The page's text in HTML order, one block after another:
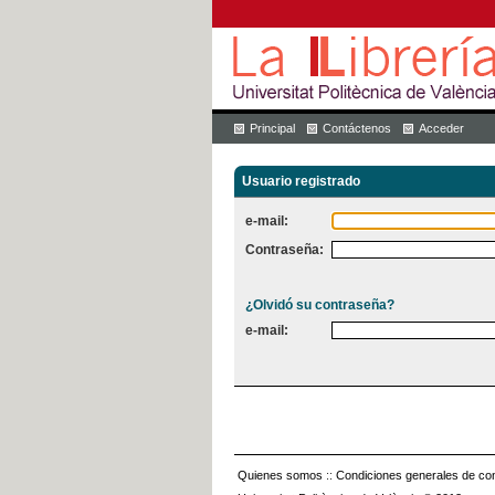
Principal Contáctenos Acceder
Usuario registrado
e-mail:
Contraseña:
¿Olvidó su contraseña?
e-mail:
Quienes somos :: Condiciones generales de